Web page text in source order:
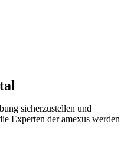
sicherzustellen und
Experten der amexus werden